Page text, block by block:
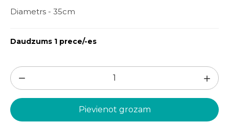
Diametrs - 35cm
Daudzums 1 prece/-es
Koka
muca
(KM57)
daudzums
Pievienot grozam